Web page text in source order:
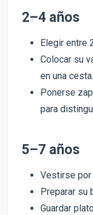
2–4 años
Elegir entre
Colocar su
en una cesta.
Ponerse
para
5–7 años
Vestirse por
Preparar su
Guardar